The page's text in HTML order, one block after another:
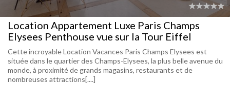
Location Appartement Luxe Paris Champs
Elysees Penthouse vue sur la Tour Eiffel
Cette incroyable Location Vacances Paris Champs Elysees est
située dans le quartier des Champs-Elysees, la plus belle avenue du
monde, à proximité de grands magasins, restaurants et de
nombreuses attractions[....]